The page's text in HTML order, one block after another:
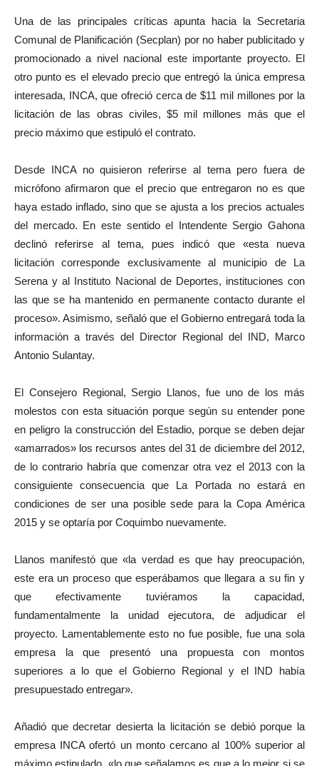
Una de las principales críticas apunta hacia la Secretaria
Comunal de Planificación (Secplan) por no haber publicitado y
promocionado a nivel nacional este importante proyecto. El
otro punto es el elevado precio que entregó la única empresa
interesada, INCA, que ofreció cerca de $11 mil millones por la
licitación de las obras civiles, $5 mil millones más que el
precio máximo que estipuló el contrato.
Desde INCA no quisieron referirse al tema pero fuera de
micrófono afirmaron que el precio que entregaron no es que
haya estado inflado, sino que se ajusta a los precios actuales
del mercado. En este sentido el Intendente Sergio Gahona
declinó referirse al tema, pues indicó que «esta nueva
licitación corresponde exclusivamente al municipio de La
Serena y al Instituto Nacional de Deportes, instituciones con
las que se ha mantenido en permanente contacto durante el
proceso». Asimismo, señaló que el Gobierno entregará toda la
información a través del Director Regional del IND, Marco
Antonio Sulantay.
El Consejero Regional, Sergio Llanos, fue uno de los más
molestos con esta situación porque según su entender pone
en peligro la construcción del Estadio, porque se deben dejar
«amarrados» los recursos antes del 31 de diciembre del 2012,
de lo contrario habría que comenzar otra vez el 2013 con la
consiguiente consecuencia que La Portada no estará en
condiciones de ser una posible sede para la Copa América
2015 y se optaría por Coquimbo nuevamente.
Llanos manifestó que «la verdad es que hay preocupación,
este era un proceso que esperábamos que llegara a su fin y
que efectivamente tuviéramos la capacidad,
fundamentalmente la unidad ejecutora, de adjudicar el
proyecto. Lamentablemente esto no fue posible, fue una sola
empresa la que presentó una propuesta con montos
superiores a lo que el Gobierno Regional y el IND había
presupuestado entregar».
Añadió que decretar desierta la licitación se debió porque la
empresa INCA ofertó un monto cercano al 100% superior al
máximo estipulado, «lo que señalamos es que a lo mejor si se